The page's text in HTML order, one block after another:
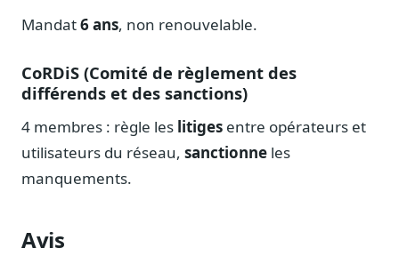
Mandat6 ans, non renouvelable.
CoRDiS (Comité de règlement des
différends et des sanctions)
4 membres : règle les litiges entre opérateurs et
utilisateurs du réseau, sanctionne les
manquements.
Avis